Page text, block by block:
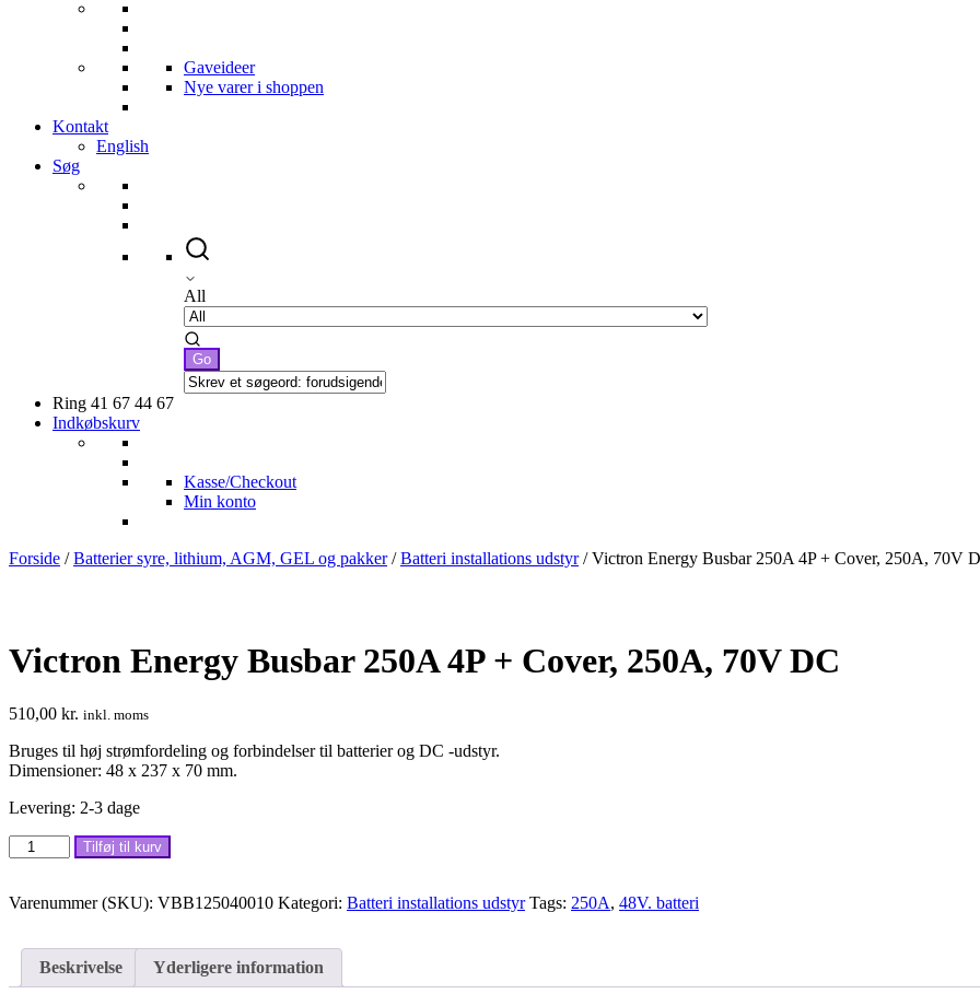
Gaveideer
Nye varer i shoppen
Kontakt
English
Søg
All
Ring 41 67 44 67
Indkøbskurv
Kasse/Checkout
Min konto
Forside /Batterier syre, lithium, AGM, GEL og pakker/Batteri installations udstyr/ Victron Energy Busbar 250A 4P + Cover, 250A, 70V
Victron Energy Busbar 250A 4P + Cover, 250A, 70V DC
510,00 kr. inkl. moms
Bruges til høj strømfordeling og forbindelser til batterier og DC -udstyr.
Dimensioner: 48 x 237 x 70 mm.
Levering: 2-3 dage
Victron
Energy
250A
Cover,
250A,
Tilføj til kurv
Varenummer (SKU): VBB125040010 Kategori: Batteri installations udstyr Tags: 250A, 48V. batteri
Beskrivelse Yderligere information